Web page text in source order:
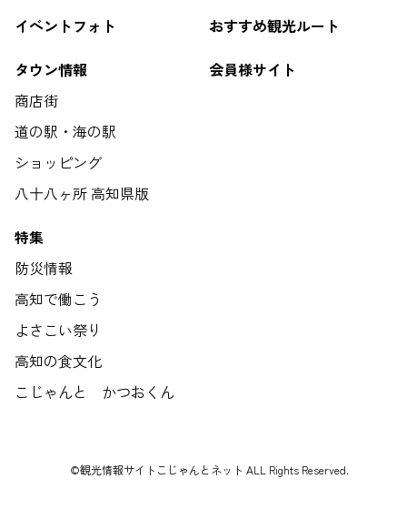
イベントフォト
おすすめ観光ルート
タウン情報
商店街
道の駅・海の駅
ショッピング
八十八ヶ所 高知県版
会員様サイト
特集
防災情報
高知で働こう
よさこい祭り
高知の食文化
こじゃんと かつおくん
©観光情報サイトこじゃんとネット ALL Rights Reserved.